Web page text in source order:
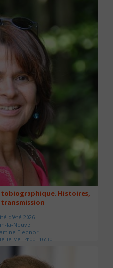
Histoires,
d'été 2026
la-Neuve
Eleonor
Je-Ve 14:00- 16:30
séances : 3